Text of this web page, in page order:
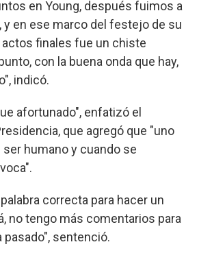
en Young, después fuimos a
y en ese marco del festejo de su
finales fue un chiste
con la buena onda que hay,
indicó.
afortunado", enfatizó el
que agregó que "uno
humano y cuando se
correcta para hacer un
no tengo más comentarios para
pasado", sentenció.